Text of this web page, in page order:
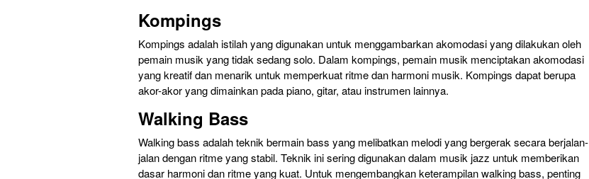
Kompings
Kompings adalah istilah yang digunakan untuk menggambarkan akomodasi yang dilakukan oleh
pemain musik yang tidak sedang solo. Dalam kompings, pemain musik menciptakan akomodasi
yang kreatif dan menarik untuk memperkuat ritme dan harmoni musik. Kompings dapat berupa
akor-akor yang dimainkan pada piano, gitar, atau instrumen lainnya.
Walking Bass
Walking bass adalah teknik bermain bass yang melibatkan melodi yang bergerak secara berjalan-
jalan dengan ritme yang stabil. Teknik ini sering digunakan dalam musik jazz untuk memberikan
dasar harmoni dan ritme yang kuat. Untuk mengembangkan keterampilan walking bass, penting